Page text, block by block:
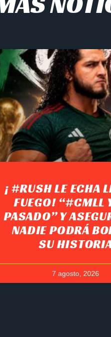
¡ #RUSH LE ECHA
FUEGO! “#CMLL
PASADO” Y
NADIE PODRÁ
SU
7 agosto, 2026